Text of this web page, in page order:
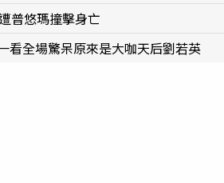
普悠瑪撞擊身亡
全場驚呆原來是大咖天后劉若英